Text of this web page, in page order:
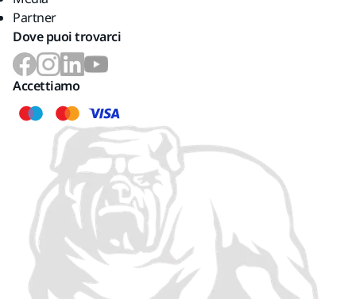
Partner
Dove puoi trovarci
Accettiamo